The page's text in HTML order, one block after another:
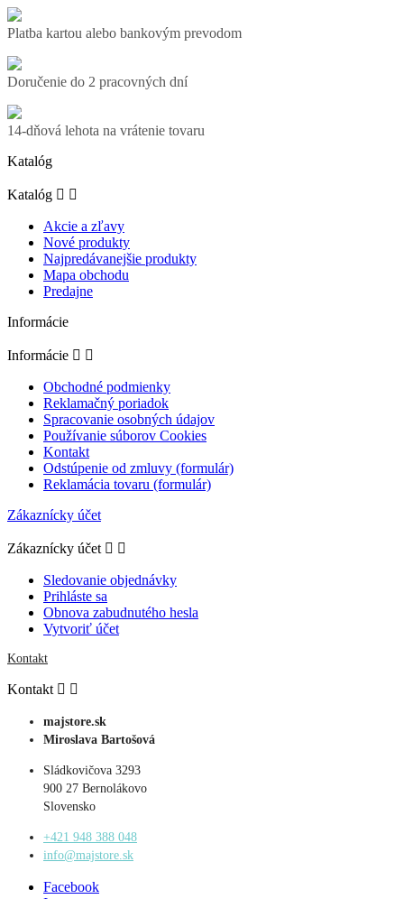
Platba kartou alebo bankovým prevodom
Doručenie do 2 pracovných dní
14-dňová lehota na vrátenie tovaru
Katalóg
Katalóg  
Akcie a zľavy
Nové produkty
Najpredávanejšie produkty
Mapa obchodu
Predajne
Informácie
Informácie  
Obchodné podmienky
Reklamačný poriadok
Spracovanie osobných údajov
Používanie súborov Cookies
Kontakt
Odstúpenie od zmluvy (formulár)
Reklamácia tovaru (formulár)
Zákaznícky účet
Zákaznícky účet  
Sledovanie objednávky
Prihláste sa
Obnova zabudnutého hesla
Vytvoriť účet
Kontakt
Kontakt  
majstore.sk
Miroslava Bartošová
Sládkovičova 3293
900 27 Bernolákovo
Slovensko
+421 948 388 048
info@majstore.sk
Facebook